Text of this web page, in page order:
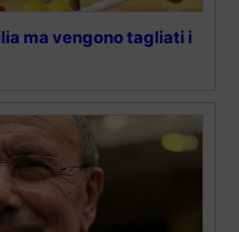
ma vengono tagliati i